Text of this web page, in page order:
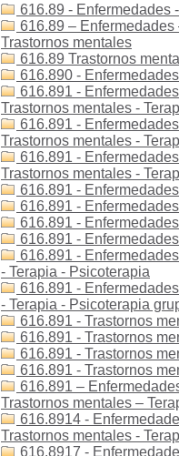
616.89 - Enfermedades
616.89 –
Trastornos mentales
616.89 Trastornos
616.890 -
616.891 -
Trastornos mentales -
616.891 -
Trastornos mentales -
616.891 -
Trastornos mentales -
616.891 -
616.891 -
616.891 -
616.891 -
616.891 -
- Terapia - Psicoterapia
616.891 -
- Terapia - Psicoterapia
616.891 - Trastornos
616.891 - Trastornos
616.891 - Trastornos
616.891 - Trastornos
616.891 –
Trastornos mentales –
616.8914 -
Trastornos mentales -
616.8917 -